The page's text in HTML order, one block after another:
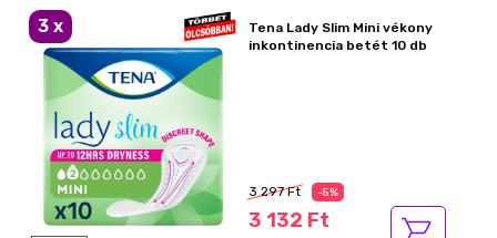
3 x
Tena Lady Slim Mini vékony
inkontinencia betét 10 db
3 297 Ft -5%
3 132 Ft